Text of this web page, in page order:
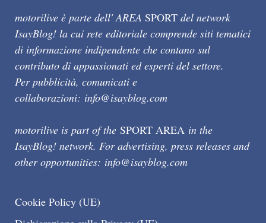
motorilive è parte dell' AREA SPORT del network
IsayBlog! la cui rete editoriale comprende siti tematici
di informazione indipendente che contano sul
contributo di appassionati ed esperti del settore.
Per pubblicità, comunicati e
collaborazioni: info@isayblog.com
motorilive is part of the SPORT AREA in the
IsayBlog! network. For advertising, press releases and
other opportunities: info@isayblog.com
Cookie Policy (UE)